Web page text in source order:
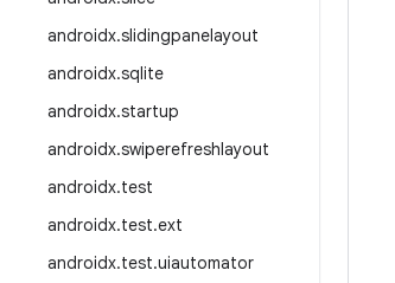
androidx.slidingpanelayout
androidx.sqlite
androidx.startup
androidx.swiperefreshlayout
androidx.test
androidx.test.ext
androidx.test.uiautomator